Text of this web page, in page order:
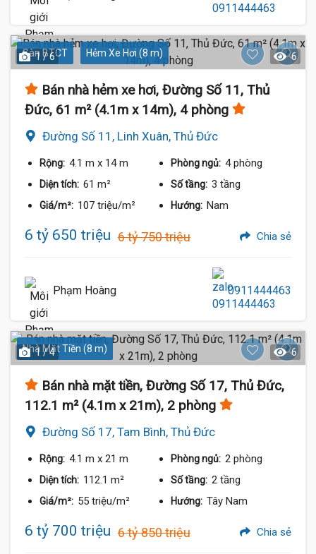
Sàn BTCT Hẻm Xe Hơi (8 m)
1 / 6 6
Bán nhà hẻm xe hơi, Đường Số 11, Thủ
Đức, 61 m² (4.1m x 14m), 4 phòng
Đường Số 11, Linh Xuân, Thủ Đức
Rộng: 4.1 m x 14 m Phòng ngủ: 4 phòng
Diện tích: 61 m² Số tầng: 3 tầng
Giá/m²: 107 triệu/m² Hướng: Nam
6 tỷ 650 triệu 6 tỷ 750 triệu Chia sẻ
Phạm Hoàng 0911444463
Nhà Mặt Tiền (8 m)
1 / 4 6
Bán nhà mặt tiền, Đường Số 17, Thủ Đức,
112.1 m² (4.1m x 21m), 2 phòng
Đường Số 17, Tam Bình, Thủ Đức
Rộng: 4.1 m x 21 m Phòng ngủ: 2 phòng
Diện tích: 112.1 m² Số tầng: 2 tầng
Giá/m²: 55 triệu/m² Hướng: Tây Nam
6 tỷ 700 triệu 6 tỷ 850 triệu Chia sẻ